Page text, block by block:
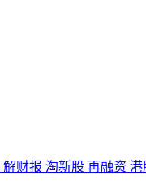
解财报 淘新股 再融资